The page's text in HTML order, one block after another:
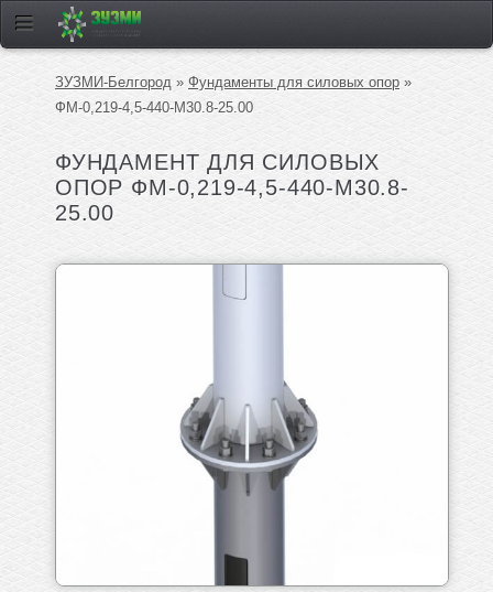
ЗУЗМИ-Белгород » Фундаменты для силовых опор »
ФМ-0,219-4,5-440-М30.8-25.00
ФУНДАМЕНТ ДЛЯ СИЛОВЫХ
ОПОР ФМ-0,219-4,5-440-М30.8-
25.00